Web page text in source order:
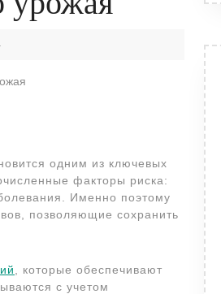
одним из ключевых
факторы риска:
Именно поэтому
позволяющие сохранить
, которые обеспечивают
с учетом